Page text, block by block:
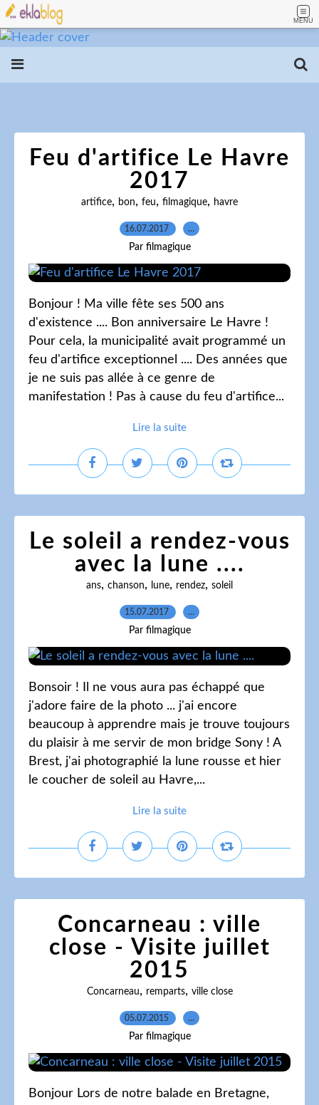
MENU
Feu d'artifice Le Havre
2017
artifice, bon, feu, filmagique, havre
16.07.2017 …
Par filmagique
Bonjour ! Ma ville fête ses 500 ans
d'existence .... Bon anniversaire Le Havre !
Pour cela, la municipalité avait programmé un
feu d'artifice exceptionnel .... Des années que
je ne suis pas allée à ce genre de
manifestation ! Pas à cause du feu d'artifice...
Lire la suite
Le soleil a rendez-vous
avec la lune ....
ans, chanson, lune, rendez, soleil
15.07.2017 …
Par filmagique
Bonsoir ! Il ne vous aura pas échappé que
j'adore faire de la photo ... j'ai encore
beaucoup à apprendre mais je trouve toujours
du plaisir à me servir de mon bridge Sony ! A
Brest, j'ai photographié la lune rousse et hier
le coucher de soleil au Havre,...
Lire la suite
Concarneau : ville
close - Visite juillet
2015
Concarneau, remparts, ville close
05.07.2015 …
Par filmagique
Bonjour Lors de notre balade en Bretagne,